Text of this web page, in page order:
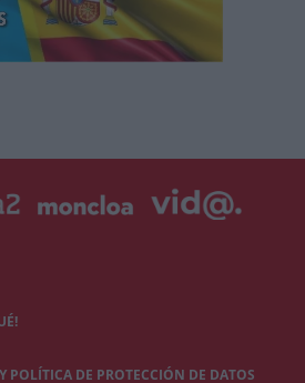
POLÍTICA DE PROTECCIÓN DE DATOS